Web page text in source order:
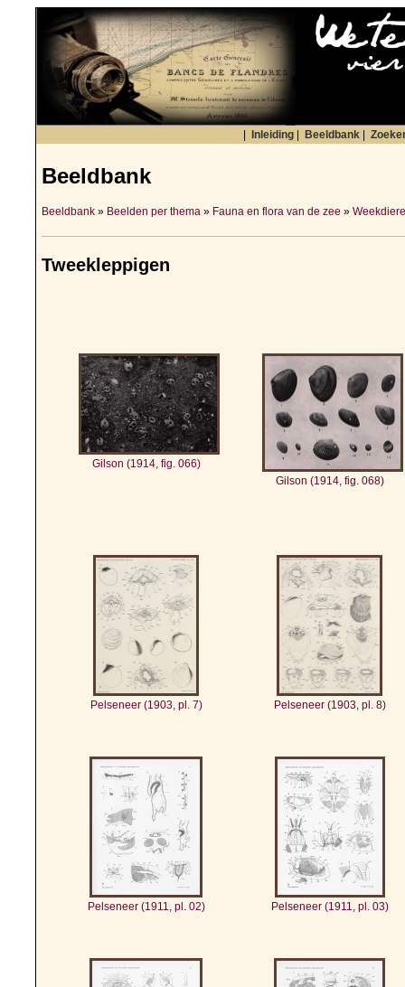
Inleiding Beeldbank
Beeldbank
Beeldbank » Beelden per thema » Fauna en flora van de zee »
Tweekleppigen
Gilson (1914, fig. 066)
Gilson (1914, fig. 068)
Pelseneer (1903, pl. 7) Pelseneer (1903, pl. 8)
Pelseneer (1911, pl. 02) Pelseneer (1911, pl. 03)